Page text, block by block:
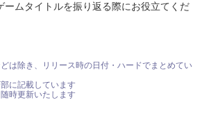
ームタイトルを振り返る際にお役立てくだ
は除き、リリース時の日付・ハードでまとめてい
に記載しています
時更新いたします